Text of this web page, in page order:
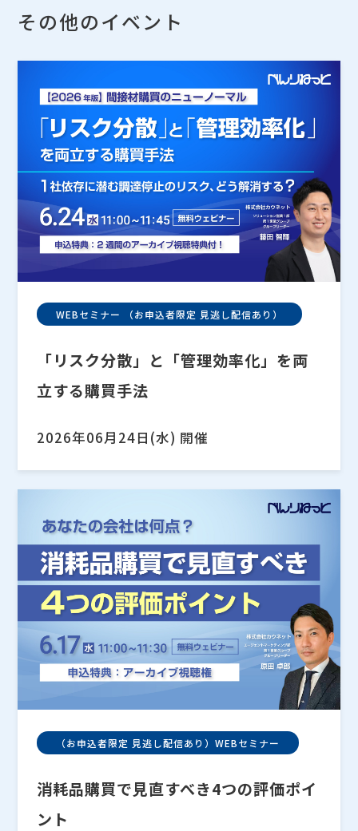
その他のイベント
WEBセミナー （お申込者限定 見逃し配信あり）
「リスク分散」と「管理効率化」を両
立する購買手法
2026年06月24日(水) 開催
（お申込者限定 見逃し配信あり）WEBセミナー
消耗品購買で見直すべき4つの評価ポイ
ント